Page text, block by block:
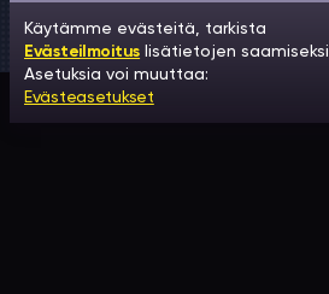
Käytämme evästeitä, tarkista
Evästeilmoitus lisätietojen
Asetuksia voi muuttaa:
Evästeasetukset